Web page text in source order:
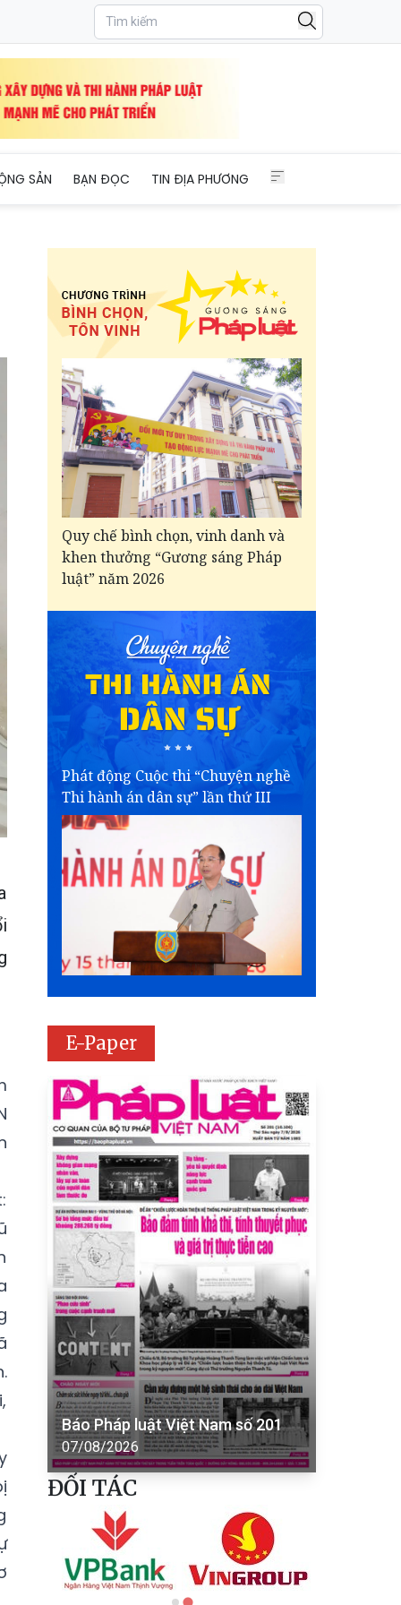
SẢN BẠN ĐỌC TIN ĐỊA PHƯƠNG
Quy chế bình chọn, vinh danh và
khen thưởng “Gương sáng Pháp
luật” năm 2026
Phát động Cuộc thi “Chuyện nghề
Thi hành án dân sự” lần thứ III
E-Paper
Báo Pháp luật Việt Nam số 201
07/08/2026
ĐỐI TÁC